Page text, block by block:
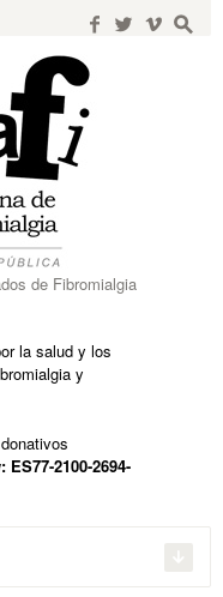
f w i s
de Fibromialgia
la salud y los
y
ES77-2100-2694-